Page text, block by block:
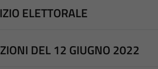
ELETTORALE
DEL 12 GIUGNO 2022